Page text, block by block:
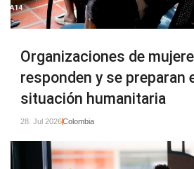
Organizaciones de
responden y se preparan
situación humanitaria
28. Jul 2026Colombia